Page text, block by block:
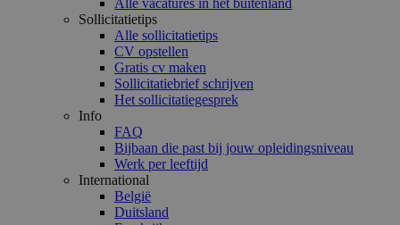
Alle vacatures in het buitenland
Sollicitatietips
Alle sollicitatietips
CV opstellen
Gratis cv maken
Sollicitatiebrief schrijven
Het sollicitatiegesprek
Info
FAQ
Bijbaan die past bij jouw opleidingsniveau
Werk per leeftijd
International
België
Duitsland